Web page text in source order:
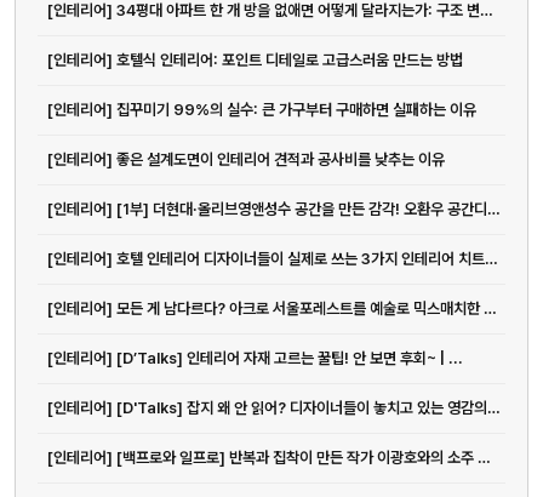
[인테리어] 34평대 아파트 한 개 방을 없애면 어떻게 달라지는가: 구조 변경의 정석
[인테리어] 호텔식 인테리어: 포인트 디테일로 고급스러움 만드는 방법
[인테리어] 집꾸미기 99%의 실수: 큰 가구부터 구매하면 실패하는 이유
[인테리어] 좋은 설계도면이 인테리어 견적과 공사비를 낮추는 이유
[인테리어] [1부] 더현대·올리브영앤성수 공간을 만든 감각! 오환우 공간디자이...
[인테리어] 호텔 인테리어 디자이너들이 실제로 쓰는 3가지 인테리어 치트키 | ...
[인테리어] 모든 게 남다르다? 아크로 서울포레스트를 예술로 믹스매치한 그루스튜...
[인테리어] [D’Talks] 인테리어 자재 고르는 꿀팁! 안 보면 후회~ | ...
[인테리어] [D'Talks] 잡지 왜 안 읽어? 디자이너들이 놓치고 있는 영감의 원천
[인테리어] [백프로와 일프로] 반복과 집착이 만든 작가 이광호와의 소주 한 잔